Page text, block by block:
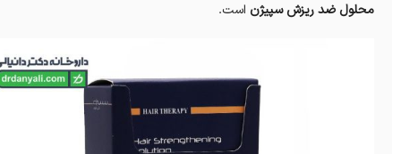
محلول ضد ریزش سپیژن است.